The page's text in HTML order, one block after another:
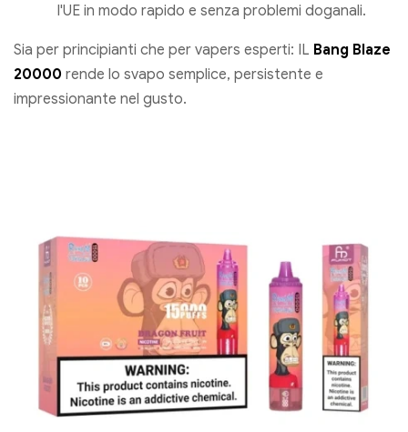
l'UE in modo rapido e senza problemi doganali.
Sia per principianti che per vapers esperti: IL Bang Blaze
20000 rende lo svapo semplice, persistente e
impressionante nel gusto.